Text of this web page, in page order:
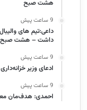
هشت صبح
9 ساعت پیش
داعی:تیم های
داشت – هشت صبح
9 ساعت پیش
ادعای وزیر
9 ساعت پیش
احمدی: هدف‌مان